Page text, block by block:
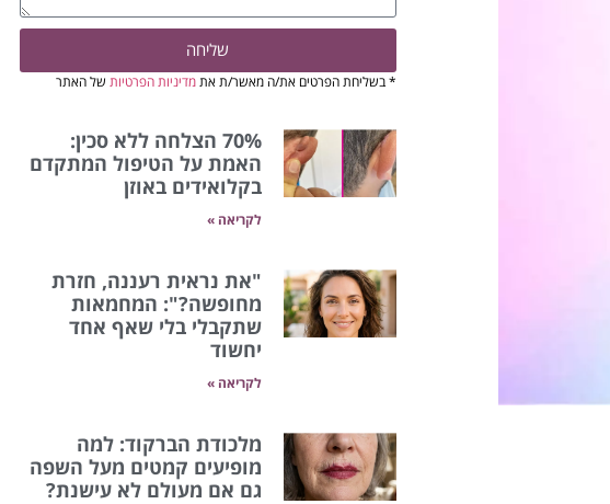
שליחה
* בשליחת הפרטים את/ה מאשר/ת אתמדיניות הפרטיותשל האתר
70% הצלחה ללא סכין:
האמת על הטיפול המתקדם
בקלואידים באוזן
לקריאה »
"את נראית רעננה, חזרת
מחופשה?": המחמאות
שתקבלי בלי שאף אחד
יחשוד
לקריאה »
מלכודת הברקוד: למה
מופיעים קמטים מעל השפה
גם אם מעולם לא עישנת?